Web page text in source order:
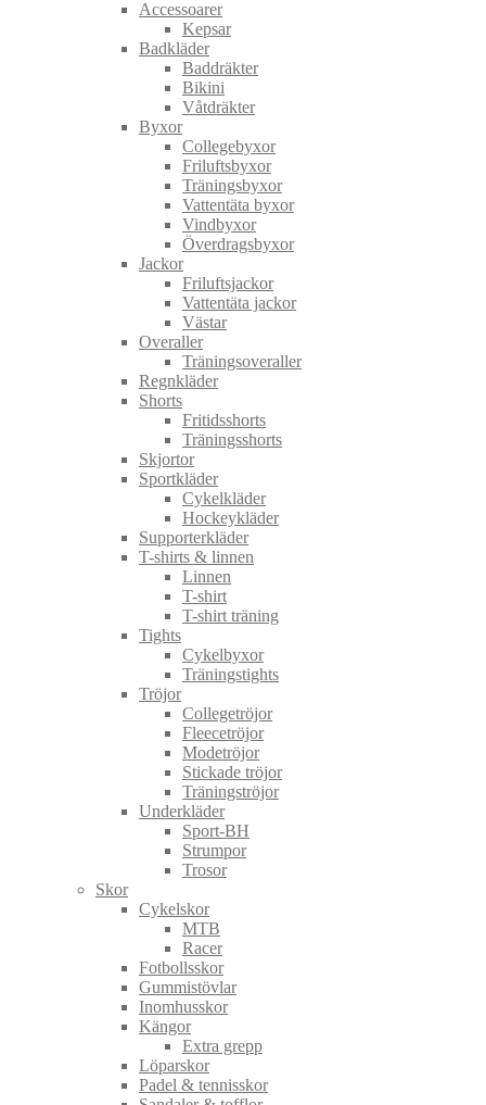
Accessoarer
Kepsar
Badkläder
Baddräkter
Bikini
Våtdräkter
Byxor
Collegebyxor
Friluftsbyxor
Träningsbyxor
Vattentäta byxor
Vindbyxor
Överdragsbyxor
Jackor
Friluftsjackor
Vattentäta jackor
Västar
Overaller
Träningsoveraller
Regnkläder
Shorts
Fritidsshorts
Träningsshorts
Skjortor
Sportkläder
Cykelkläder
Hockeykläder
Supporterkläder
T-shirts & linnen
Linnen
T-shirt
T-shirt träning
Tights
Cykelbyxor
Träningstights
Tröjor
Collegetröjor
Fleecetröjor
Modetröjor
Stickade tröjor
Träningströjor
Underkläder
Sport-BH
Strumpor
Trosor
Skor
Cykelskor
MTB
Racer
Fotbollsskor
Gummistövlar
Inomhusskor
Kängor
Extra grepp
Löparskor
Padel & tennisskor